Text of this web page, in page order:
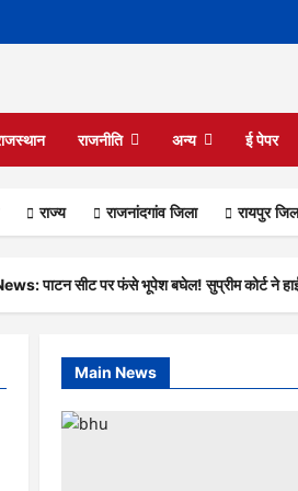
राजनीति अन्य ई पेपर
राज्‍य राजनांदगांव जिला रायपुर
पाटन सीट पर फंसे भूपेश बघेल! सुप्रीम कोर्ट ने
Main News